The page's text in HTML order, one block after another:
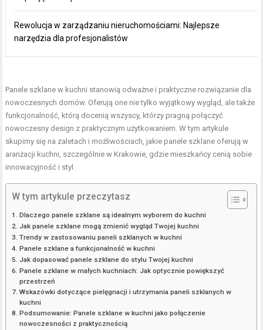
Rewolucja w zarządzaniu nieruchomościami: Najlepsze
narzędzia dla profesjonalistów
Panele szklane w kuchni stanowią odważne i praktyczne rozwiązanie dla
nowoczesnych domów. Oferują one nie tylko wyjątkowy wygląd, ale także
funkcjonalność, którą docenią wszyscy, którzy pragną połączyć
nowoczesny design z praktycznym użytkowaniem. W tym artykule
skupimy się na zaletach i możliwościach, jakie panele szklane oferują w
aranżacji kuchni, szczególnie w Krakowie, gdzie mieszkańcy cenią sobie
innowacyjność i styl.
W tym artykule przeczytasz
Dlaczego panele szklane są idealnym wyborem do kuchni
Jak panele szklane mogą zmienić wygląd Twojej kuchni
Trendy w zastosowaniu paneli szklanych w kuchni
Panele szklane a funkcjonalność w kuchni
Jak dopasować panele szklane do stylu Twojej kuchni
Panele szklane w małych kuchniach: Jak optycznie powiększyć
przestrzeń
Wskazówki dotyczące pielęgnacji i utrzymania paneli szklanych w
kuchni
Podsumowanie: Panele szklane w kuchni jako połączenie
nowoczesności z praktycznością